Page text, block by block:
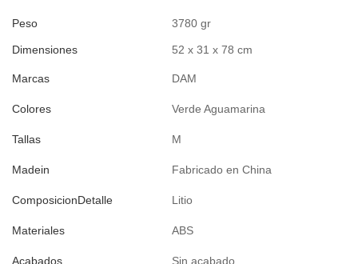
Peso 3780 gr
Dimensiones 52 x 31 x 78 cm
Marcas DAM
Colores Verde Aguamarina
Tallas M
Madein Fabricado en China
ComposicionDetalle Litio
Materiales ABS
Acabados Sin acabado